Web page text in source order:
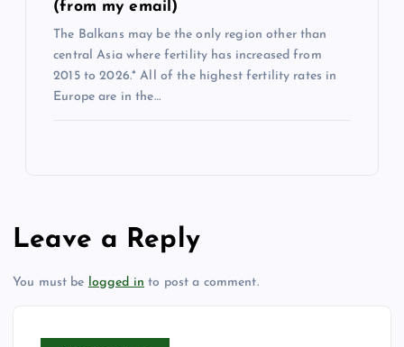
(from my email)
The Balkans may be the only region other than
central Asia where fertility has increased from
2015 to 2026.* All of the highest fertility rates in
Europe are in the…
Leave a Reply
You must be logged in to post a comment.